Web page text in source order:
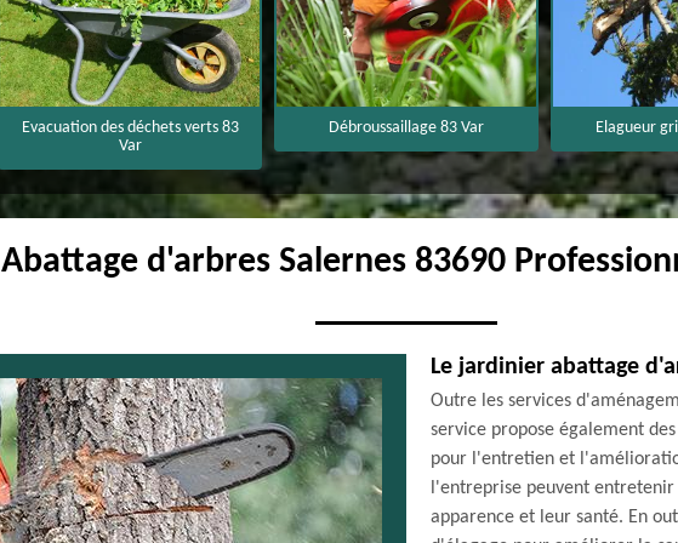
Evacuation des déchets verts 83
Var
Débroussaillage 83 Var Elagueur
Abattage d'arbres Salernes 83690
Le jardinier abattage
Outre les services
service propose également
pour l'entretien et
l'entreprise peuvent
apparence et leur santé. En